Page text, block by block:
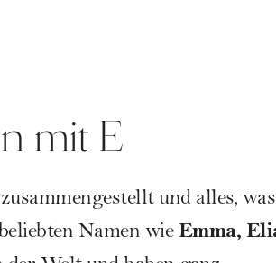
mit E
und alles,
Namen wie Emma,